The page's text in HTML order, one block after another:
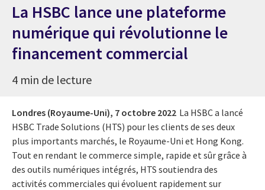
La HSBC lance une plateforme
numérique qui révolutionne le
financement commercial
4 min de lecture
Londres (Royaume-Uni), 7 octobre 2022 La HSBC a lancé
HSBC Trade Solutions (HTS) pour les clients de ses deux
plus importants marchés, le Royaume-Uni et Hong Kong.
Tout en rendant le commerce simple, rapide et sûr grâce à
des outils numériques intégrés, HTS soutiendra des
activités commerciales qui évoluent rapidement sur